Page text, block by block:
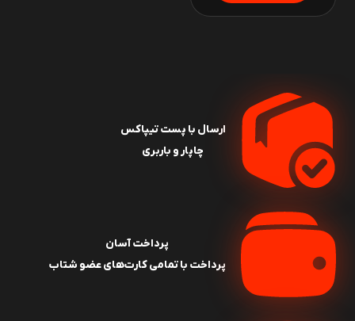
ارسال با پست تیپاکس
چاپار و باربری
پرداخت آسان
پرداخت با تمامی کارت‌های عضو شتاب